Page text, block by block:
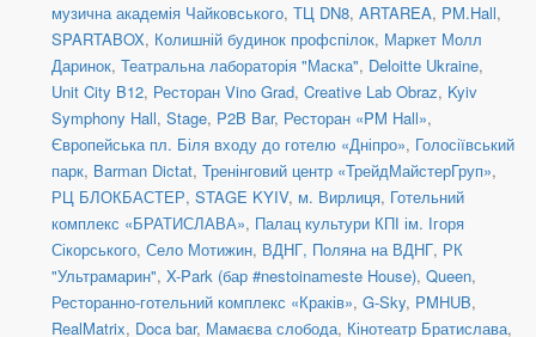
музична академія Чайковського, ТЦ DN8, ARTAREA, PM.Hall,
SPARTABOX, Колишній будинок профспілок, Маркет Молл
Даринок, Театральна лабораторія "Маска", Deloitte Ukraine,
Unit City B12, Ресторан Vino Grad, Creative Lab Obraz, Kyiv
Symphony Hall, Stage, P2B Bar, Ресторан «PM Hall»,
Європейська пл. Біля входу до готелю «Дніпро», Голосіївський
парк, Barman Dictat, Тренінговий центр «ТрейдМайстерГруп»,
РЦ БЛОКБАСТЕР, STAGE KYIV, м. Вирлиця, Готельний
комплекс «БРАТИСЛАВА», Палац культури КПІ ім. Ігоря
Сікорського, Село Мотижин, ВДНГ, Поляна на ВДНГ, РК
"Ультрамарин", X-Park (бар #nestoinameste House), Queen,
Ресторанно-готельний комплекс «Краків», G-Sky, PMHUB,
RealMatrix, Doca bar, Мамаєва слобода, Кінотеатр Братислава,